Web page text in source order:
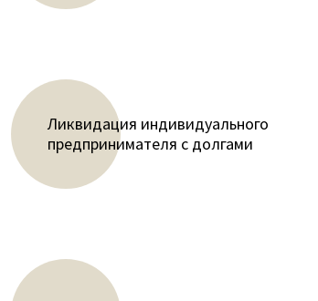
Ликвидация индивидуального
предпринимателя с долгами